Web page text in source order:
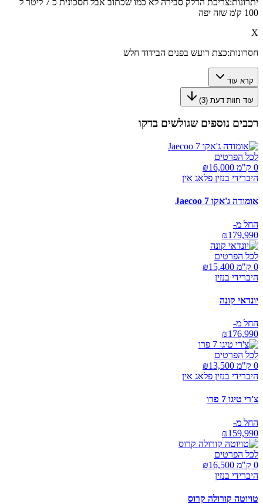
100 ק'מ שזה יפה
X
חסרונות:כצת רועש בפנים הבידוד חלש
קרא עוד
עוד חוות דעת (3
)
רכבים נוספים שגולשים בדקו
לכל הפרטים
0 ק"מ ₪
16,000
היברידי בנזין פלאג אין
אומודה ג'אקו Jaecoo 7
החל מ-
₪179,990
לכל הפרטים
0 ק"מ ₪
15,400
היברידי בנזין
יונדאי קונה
החל מ-
₪176,990
לכל הפרטים
0 ק"מ ₪
13,500
היברידי בנזין פלאג אין
צ'רי טיגו 7 פרו
החל מ-
₪159,990
לכל הפרטים
0 ק"מ ₪
16,500
היברידי בנזין
טויוטה קורולה קרוס